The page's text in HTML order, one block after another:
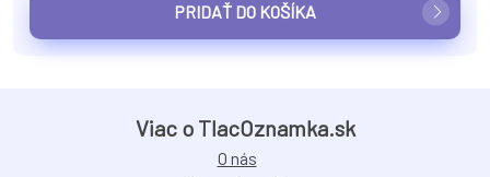
PRIDAŤ DO KOŠÍKA
Viac o TlacOznamka.sk
O nás